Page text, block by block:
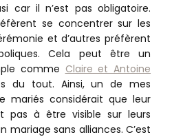
car il n’est pas obligatoire.
se concentrer sur les
et d’autres préfèrent
Cela peut être un
comme Claire et Antoine
du tout. Ainsi, un de mes
mariés considérait que leur
pas à être visible sur leurs
mariage sans alliances. C’est